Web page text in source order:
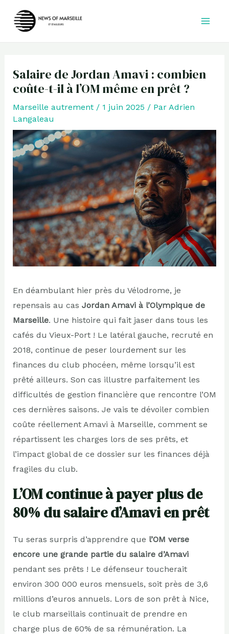
Salaire de Jordan Amavi : combien
coûte-t-il à l’OM même en prêt ?
Marseille autrement/ 1 juin 2025 / Par Adrien
Langaleau
En déambulant hier près du Vélodrome, je
repensais au cas Jordan Amavi à l’Olympique de
Marseille. Une histoire qui fait jaser dans tous les
cafés du Vieux-Port ! Le latéral gauche, recruté en
2018, continue de peser lourdement sur les
finances du club phocéen, même lorsqu’il est
prêté ailleurs. Son cas illustre parfaitement les
difficultés de gestion financière que rencontre l’OM
ces dernières saisons. Je vais te dévoiler combien
coûte réellement Amavi à Marseille, comment se
répartissent les charges lors de ses prêts, et
l’impact global de ce dossier sur les finances déjà
fragiles du club.
L’OM continue à payer plus de
80% du salaire d’Amavi en prêt
Tu seras surpris d’apprendre que l’OM verse
encore une grande partie du salaire d’Amavi
pendant ses prêts ! Le défenseur toucherait
environ 300 000 euros mensuels, soit près de 3,6
millions d’euros annuels. Lors de son prêt à Nice,
le club marseillais continuait de prendre en
charge plus de 60% de sa rémunération. La